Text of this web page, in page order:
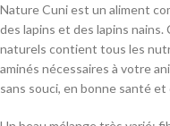
Nature Cuni est un aliment
des lapins et des lapins nains.
naturels contient tous les
aminés nécessaires à votre
sans souci, en bonne santé